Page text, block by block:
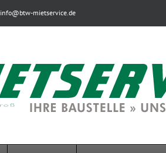
info@btw-mietservice.de